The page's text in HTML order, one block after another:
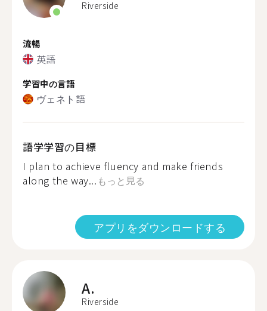
Riverside
流暢
英語
学習中の言語
ヴェネト語
語学学習の目標
I plan to achieve fluency and make friends
along the way... もっと見る
アプリをダウンロードする
A.
Riverside